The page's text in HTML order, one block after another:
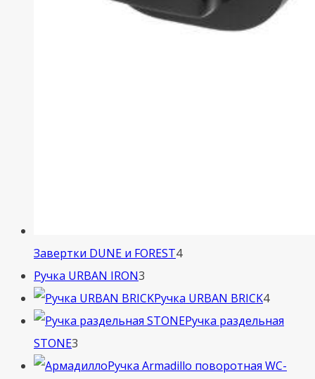
Завертки DUNE и FOREST44
Ручка URBAN IRON3
товара
Ручка URBAN BRICK44
товара
Ручка раздельная
STONE3
товараРучка Armadillo поворотная WC-